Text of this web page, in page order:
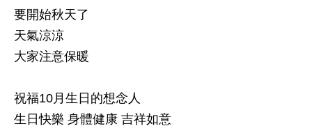
要開始秋天了
天氣涼涼
大家注意保暖
祝福10月生日的想念人
生日快樂 身體健康 吉祥如意